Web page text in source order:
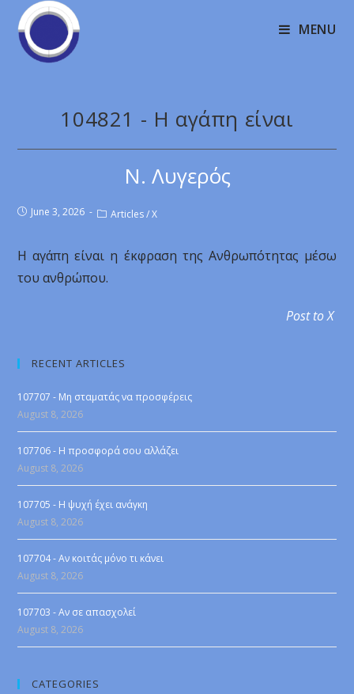
MENU
104821 - Η αγάπη είναι
Ν. Λυγερός
June 3, 2026 Articles / X
Η αγάπη είναι η έκφραση της Ανθρωπότητας μέσω
του ανθρώπου.
Post to X
RECENT ARTICLES
107707 - Μη σταματάς να προσφέρεις
August 8, 2026
107706 - Η προσφορά σου αλλάζει
August 8, 2026
107705 - Η ψυχή έχει ανάγκη
August 8, 2026
107704 - Αν κοιτάς μόνο τι κάνει
August 8, 2026
107703 - Αν σε απασχολεί
August 8, 2026
CATEGORIES